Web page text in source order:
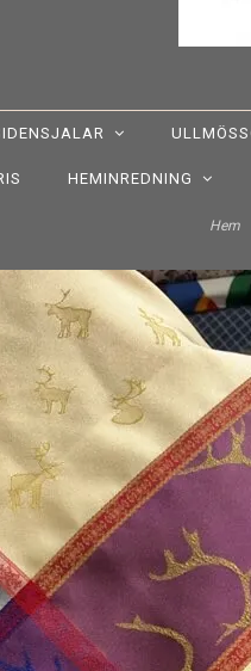
HEMINREDNING
Hem